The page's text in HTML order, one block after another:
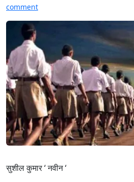
comment
सुशील कुमार ‘ नवीन ‘